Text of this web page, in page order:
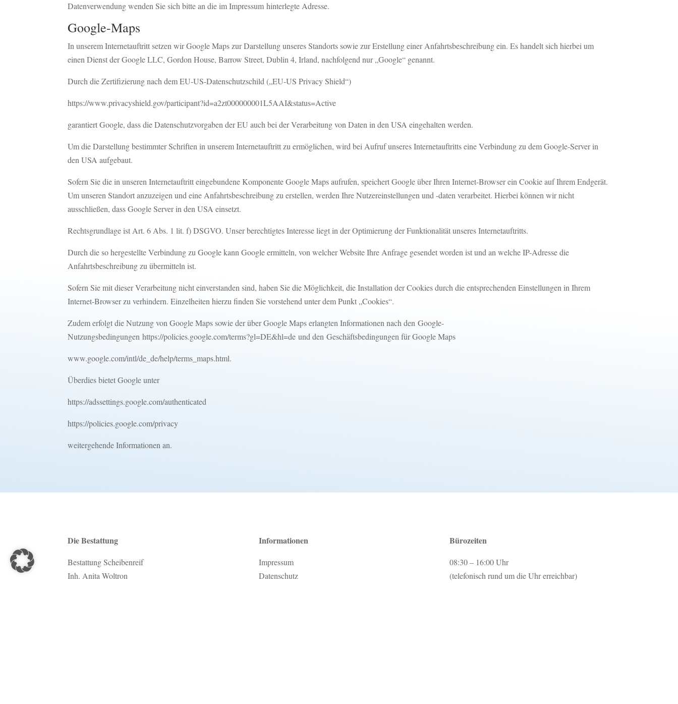
Datenverwendung wenden Sie sich bitte an die imImpressum hinterlegte Adresse.
Google-Maps
In unserem Internetauftritt setzen wir Google Maps zur Darstellung unseres Standorts sowie zur Erstellung einer Anfahrtsbeschreibung ein. Es handelt sich hierbei um
einen Dienst der Google LLC, Gordon House, Barrow Street, Dublin 4, Irland, nachfolgend nur „Google“ genannt.
Durch die Zertifizierung nach dem EU-US-Datenschutzschild („EU-US Privacy Shield“)
https://www.privacyshield.gov/participant?id=a2zt000000001L5AAI&status=Active
garantiert Google, dass die Datenschutzvorgaben der EU auch bei der Verarbeitung von Daten in den USA eingehalten werden.
Um die Darstellung bestimmter Schriften in unserem Internetauftritt zu ermöglichen, wird bei Aufruf unseres Internetauftritts eine Verbindung zu dem Google-Server in
den USA aufgebaut.
Sofern Sie die in unseren Internetauftritt eingebundene Komponente Google Maps aufrufen, speichert Google über Ihren Internet-Browser ein Cookie auf Ihrem Endgerät.
Um unseren Standort anzuzeigen und eine Anfahrtsbeschreibung zu erstellen, werden Ihre Nutzereinstellungen und -daten verarbeitet. Hierbei können wir nicht
ausschließen, dass Google Server in den USA einsetzt.
Rechtsgrundlage ist Art. 6 Abs. 1 lit. f) DSGVO. Unser berechtigtes Interesse liegt in der Optimierung der Funktionalität unseres Internetauftritts.
Durch die so hergestellte Verbindung zu Google kann Google ermitteln, von welcher Website Ihre Anfrage gesendet worden ist und an welche IP-Adresse die
Anfahrtsbeschreibung zu übermitteln ist.
Sofern Sie mit dieser Verarbeitung nicht einverstanden sind, haben Sie die Möglichkeit, die Installation der Cookies durch die entsprechenden Einstellungen in Ihrem
Internet-Browser zu verhindern. Einzelheiten hierzu finden Sie vorstehend unter dem Punkt „Cookies“.
Zudem erfolgt die Nutzung von Google Maps sowie der über Google Maps erlangten Informationen nach den Google-
Nutzungsbedingungen https://policies.google.com/terms?gl=DE&hl=de und den Geschäftsbedingungen für Google Maps
www.google.com/intl/de_de/help/terms_maps.html.
Überdies bietet Google unter
https://adssettings.google.com/authenticated
https://policies.google.com/privacy
weitergehende Informationen an.
Die Bestattung
Bestattung Scheibenreif
Inh. Anita Woltron
Informationen
Impressum
Datenschutz
Bürozeiten
08:30 – 16:00 Uhr
(telefonisch rund um die Uhr erreichbar)